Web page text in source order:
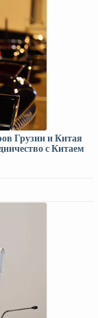
Грузии и Китая
с Китаем